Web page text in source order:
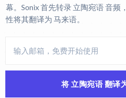
幕。Sonix 首先转录 立陶宛语 音频
性将其翻译为 马来语。
将 立陶宛语 翻译